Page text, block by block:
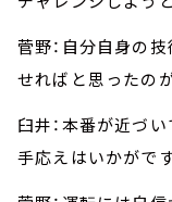
菅野：自分自身の
せればと思ったの
臼井：本番が近づ
手応えはいかがで